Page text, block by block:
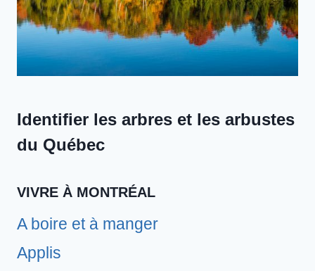
Identifier les arbres et les arbustes
du Québec
VIVRE À MONTRÉAL
A boire et à manger
Applis